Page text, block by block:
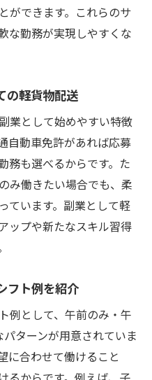
ができます。これらのサ
な勤務が実現しやすくな
の軽貨物配送
業として始めやすい特徴
自動車免許があれば応募
務も選べるからです。た
み働きたい場合でも、柔
ています。副業として軽
ップや新たなスキル習得
フト例を紹介
例として、午前のみ・午
ターンが用意されていま
に合わせて働けること